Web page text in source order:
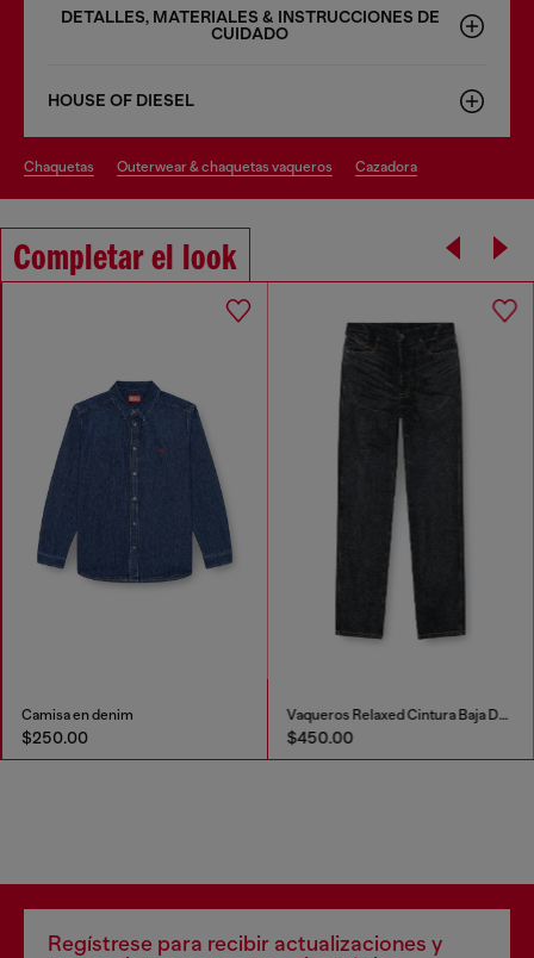
DETALLES, MATERIALES & INSTRUCCIONES DE
CUIDADO
HOUSE OF DIESEL
chaquetas outerwear & chaquetas vaqueros cazadora
Completar el look
Camisa en denim
$250.00
Vaqueros Relaxed Cintura Baja D-Marcus
$450.00
Regístrese para recibir actualizaciones y